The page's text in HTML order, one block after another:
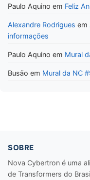
Paulo Aquino em Feliz
Alexandre Rodrigues em
informações
Paulo Aquino em Mural
Busão em Mural da NC
SOBRE
Nova Cybertron é uma
de Transformers do